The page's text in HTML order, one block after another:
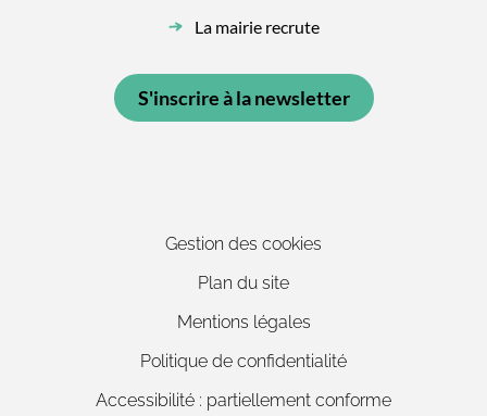
La mairie recrute
S'inscrire à la newsletter
Gestion des cookies
Plan du site
Mentions légales
Politique de confidentialité
Accessibilité : partiellement conforme